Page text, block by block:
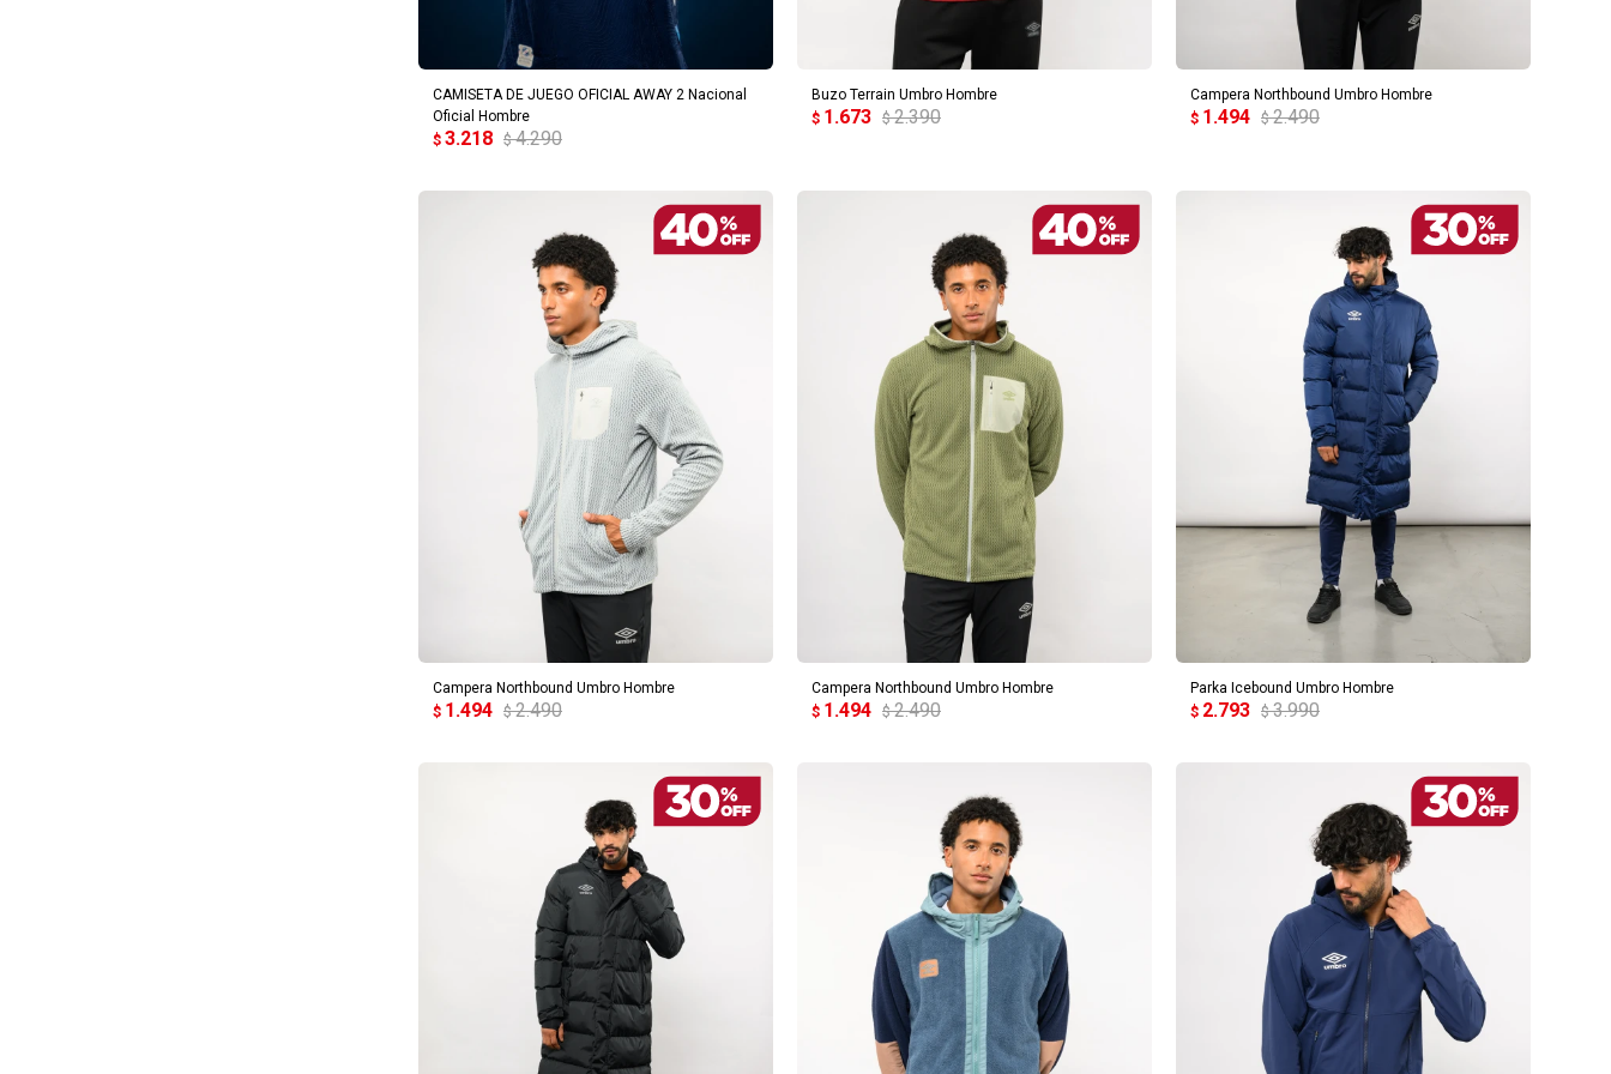
CAMISETA DE JUEGO OFICIAL AWAY 2 Nacional
Oficial Hombre
$ 3.218 $ 4.290
AGREGAR AL CARRITO
Buzo Terrain Umbro Hombre
$ 1.673 $ 2.390
AGREGAR AL CARRITO
Campera Northbound Umbro Hombre
$ 1.494 $ 2.490
AGREGAR AL CARRITO
Campera Northbound Umbro Hombre
$ 1.494 $ 2.490
AGREGAR AL CARRITO
Campera Northbound Umbro Hombre
$ 1.494 $ 2.490
AGREGAR AL CARRITO
Parka Icebound Umbro Hombre
$ 2.793 $ 3.990
AGREGAR AL CARRITO